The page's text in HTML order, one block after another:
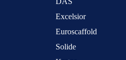
Excelsior
Euroscaffold
Solide